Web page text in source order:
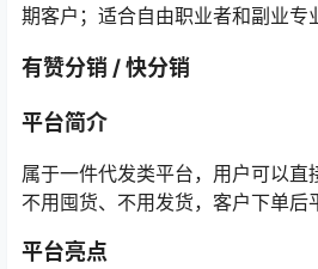
期客户；适合自由职业者和副业专
有赞分销 / 快分销
平台简介
属于一件代发类平台，用户可以直
不用囤货、不用发货，客户下单后
平台亮点